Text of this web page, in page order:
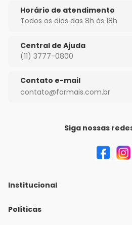
Horário de atendimento
Todos os dias das 8h às 18h
Central de Ajuda
(11) 3777-0800
Contato e-mail
contato@farmais.com.br
Siga nossas
Institucional
Quem Somos
Políticas